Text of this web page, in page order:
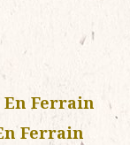
Ferrain
Ferrain